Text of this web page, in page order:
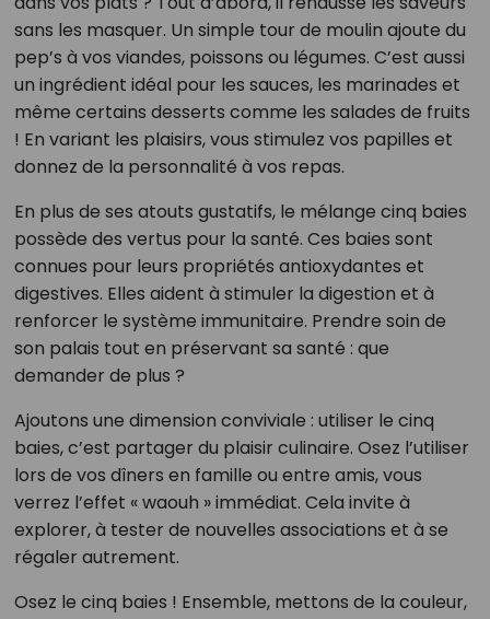
sans les masquer. Un simple tour de moulin ajoute du
pep’s à vos viandes, poissons ou légumes. C’est aussi
un ingrédient idéal pour les sauces, les marinades et
même certains desserts comme les salades de fruits
! En variant les plaisirs, vous stimulez vos papilles et
donnez de la personnalité à vos repas.
En plus de ses atouts gustatifs, le mélange cinq baies
possède des vertus pour la santé. Ces baies sont
connues pour leurs propriétés antioxydantes et
digestives. Elles aident à stimuler la digestion et à
renforcer le système immunitaire. Prendre soin de
son palais tout en préservant sa santé : que
demander de plus ?
Ajoutons une dimension conviviale : utiliser le cinq
baies, c’est partager du plaisir culinaire. Osez l’utiliser
lors de vos dîners en famille ou entre amis, vous
verrez l’effet « waouh » immédiat. Cela invite à
explorer, à tester de nouvelles associations et à se
régaler autrement.
Osez le cinq baies ! Ensemble, mettons de la couleur,